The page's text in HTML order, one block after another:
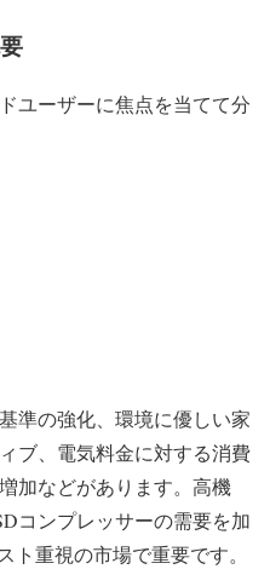
ユーザーに焦点を当てて分
準の強化、環境に優しい家
ブ、電気料金に対する消費
加などがあります。高機
コンプレッサーの需要を加
ト重視の市場で重要です。